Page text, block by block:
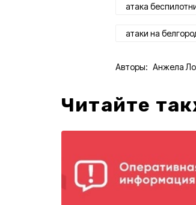
атака
атаки на
Авторы: Анжела
Читайте